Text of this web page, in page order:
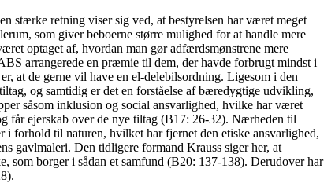
stærke retning viser sig ved, at bestyrelsen har været meget
som giver beboerne større mulighed for at handle mere
optaget af, hvordan man gør adfærdsmønstrene mere
arrangerede en præmie til dem, der havde forbrugt mindst i
at de gerne vil have en el-delebilsordning. Ligesom i den
og samtidig er det en forståelse af bæredygtige udvikling,
såsom inklusion og social ansvarlighed, hvilke har været
får ejerskab over de nye tiltag (B17: 26-32). Nærheden til
i forhold til naturen, hvilket har fjernet den etiske ansvarlighed,
gavlmaleri. Den tidligere formand Krauss siger her, at
som borger i sådan et samfund (B20: 137-138). Derudover har